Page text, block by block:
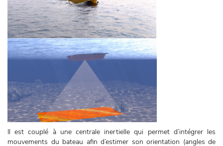
Il est couplé à une centrale inertielle qui permet d’intégrer les
mouvements du bateau afin d’estimer son orientation (angles de